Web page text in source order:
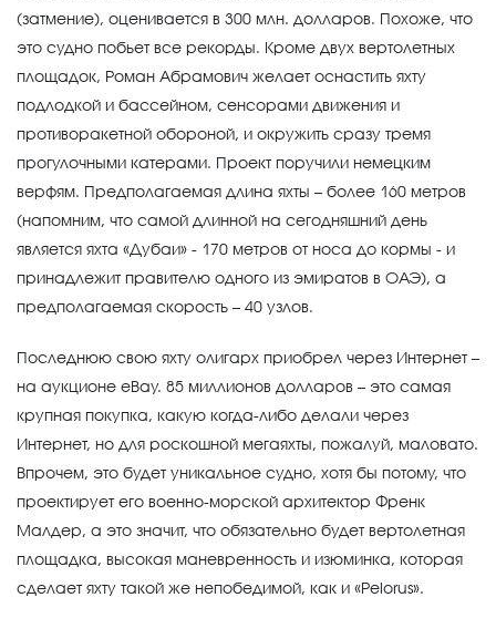
(затмение), оценивается в 300 млн. долларов. Похоже, что
это судно побьет все рекорды. Кроме двух вертолетных
площадок, Роман Абрамович желает оснастить яхту
подлодкой и бассейном, сенсорами движения и
противоракетной обороной, и окружить сразу тремя
прогулочными катерами. Проект поручили немецким
верфям. Предполагаемая длина яхты – более 160 метров
(напомним, что самой длинной на сегодняшний день
является яхта «Дубаи» - 170 метров от носа до кормы - и
принадлежит правителю одного из эмиратов в ОАЭ), а
предполагаемая скорость – 40 узлов.
Последнюю свою яхту олигарх приобрел через Интернет –
на аукционе eBay. 85 миллионов долларов – это самая
крупная покупка, какую когда-либо делали через
Интернет, но для роскошной мегаяхты, пожалуй, маловато.
Впрочем, это будет уникальное судно, хотя бы потому, что
проектирует его военно-морской архитектор Френк
Малдер, а это значит, что обязательно будет вертолетная
площадка, высокая маневренность и изюминка, которая
сделает яхту такой же непобедимой, как и «Pelorus».